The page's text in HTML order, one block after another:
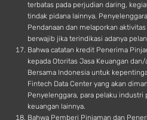
terbatas pada perjudian daring,
tindak pidana lainnya.
Pendanaan dan melaporkan
berwajib jika terindikasi adanya
Bahwa catatan kredit Penerima
kepada Otoritas Jasa Keuangan
Bersama Indonesia untuk
Fintech Data Center yang akan
Penyelenggara, para pelaku
keuangan lainnya.
Bahwa Pemberi Pinjaman dan